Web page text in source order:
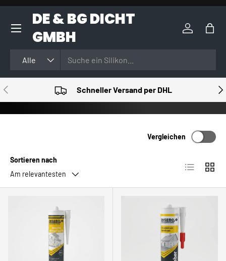
DIREKT ZUM INHALT
DE & BG DICHT
GMBH
Alle
Einloggen
VORHERIGE Schneller Versand per DHL
Sortieren nach
Am relevantesten
Vergleichen